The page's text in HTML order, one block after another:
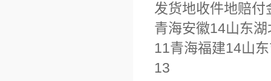
发货地收件地赔
青海安徽14山东
11青海福建14山
13